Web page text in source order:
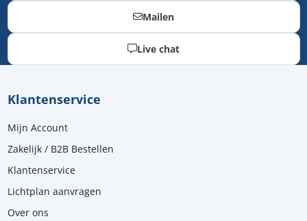
Mailen
Live chat
Klantenservice
Mijn Account
Zakelijk / B2B Bestellen
Klantenservice
Lichtplan aanvragen
Over ons